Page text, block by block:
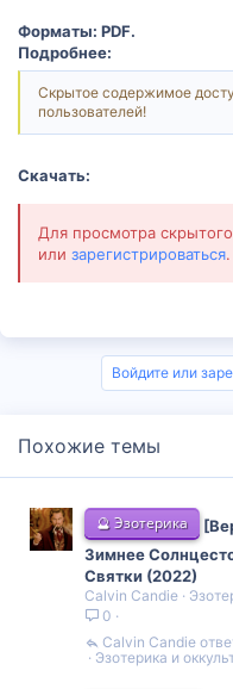
Форматы: PDF.
Подробнее:
Скрытое содержимое
пользователей!
Скачать:
Для просмотра
или зарегистрироваться.
Войдите или
Похожие темы
🔮 Эзотерика
Зимнее
Святки (2022)
Calvin Candie
0
Эзотерика и
Calvin Candie